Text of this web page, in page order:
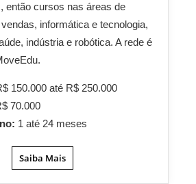
então cursos nas áreas de
informática e tecnologia,
indústria e robótica. A rede é
150.000 até R$ 250.000
70.000
1 até 24 meses
Saiba Mais